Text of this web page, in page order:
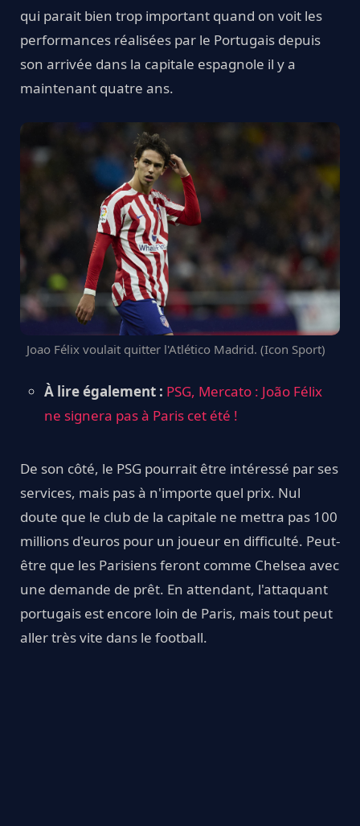
qui parait bien trop important quand on voit les
performances réalisées par le Portugais depuis
son arrivée dans la capitale espagnole il y a
maintenant quatre ans.
Joao Félix voulait quitter l'Atlético Madrid. (Icon Sport)
À lire également : PSG, Mercato : João Félix
ne signera pas à Paris cet été !
De son côté, le PSG pourrait être intéressé par ses
services, mais pas à n'importe quel prix. Nul
doute que le club de la capitale ne mettra pas 100
millions d'euros pour un joueur en difficulté. Peut-
être que les Parisiens feront comme Chelsea avec
une demande de prêt. En attendant, l'attaquant
portugais est encore loin de Paris, mais tout peut
aller très vite dans le football.